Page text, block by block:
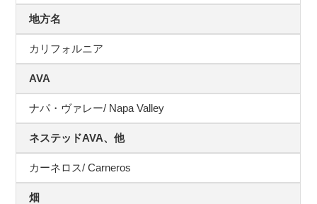
地方名
カリフォルニア
AVA
ナパ・ヴァレー/ Napa Valley
ネステッドAVA、他
カーネロス/ Carneros
畑